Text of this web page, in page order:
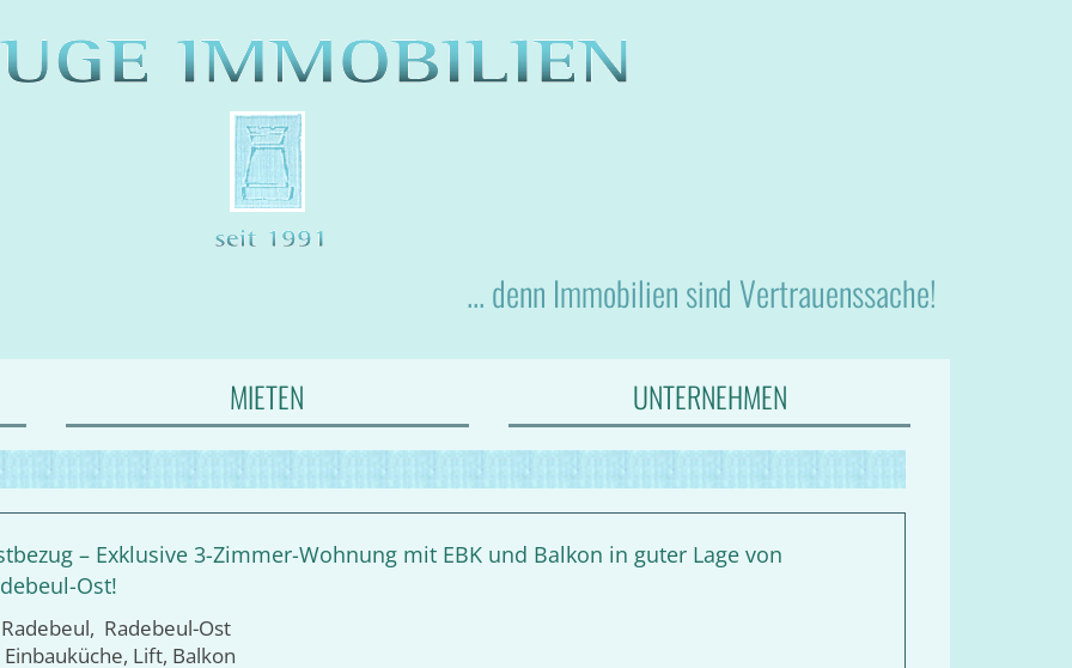
... denn Immobilien sind Vertrauenssache!
MIETEN UNTERNEHMEN
– Exklusive 3-Zimmer-Wohnung mit EBK und Balkon in guter Lage von
Ost!
Radebeul-Ost
Lift, Balkon